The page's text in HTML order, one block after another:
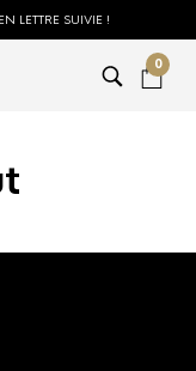
LETTRE SUIVIE !
0